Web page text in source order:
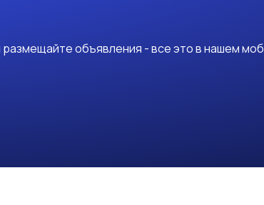
объявления - все это в нашем